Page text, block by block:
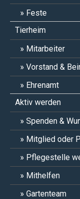
Feste
Tierheim
Mitarbeiter
Vorstand &
Ehrenamt
Aktiv werden
Spenden &
Mitglied oder
Pflegestelle
Mithelfen
Gartenteam